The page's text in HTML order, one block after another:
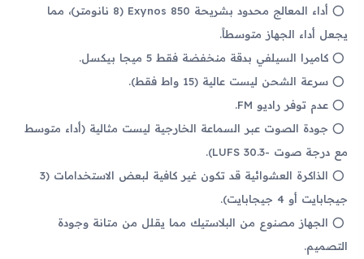
أداء المعالج محدود بشريحة Exynos 850 (8 نانومتر)، مما
يجعل أداء الجهاز متوسطاً.
كاميرا السيلفي بدقة منخفضة فقط 5 ميجا بيكسل.
سرعة الشحن ليست عالية (15 واط فقط).
عدم توفر راديو FM.
جودة الصوت عبر السماعة الخارجية ليست مثالية (أداء متوسط
مع درجة صوت -30.3 LUFS).
الذاكرة العشوائية قد تكون غير كافية لبعض الاستخدامات (3
جيجابايت أو 4 جيجابايت).
الجهاز مصنوع من البلاستيك مما يقلل من متانة وجودة
التصميم.